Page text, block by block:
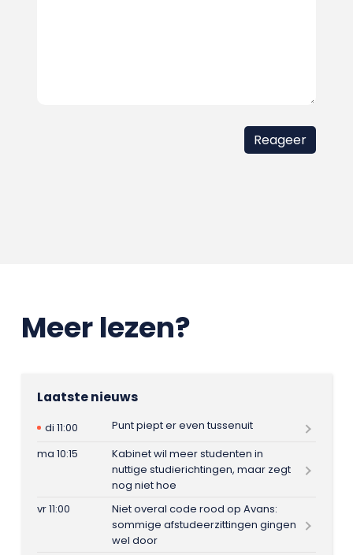
Meer lezen?
Laatste nieuws
di 11:00
Punt piept er even tussenuit
ma 10:15
Kabinet wil meer studenten in
nuttige studierichtingen, maar zegt
nog niet hoe
vr 11:00
Niet overal code rood op Avans:
sommige afstudeerzittingen gingen
wel door